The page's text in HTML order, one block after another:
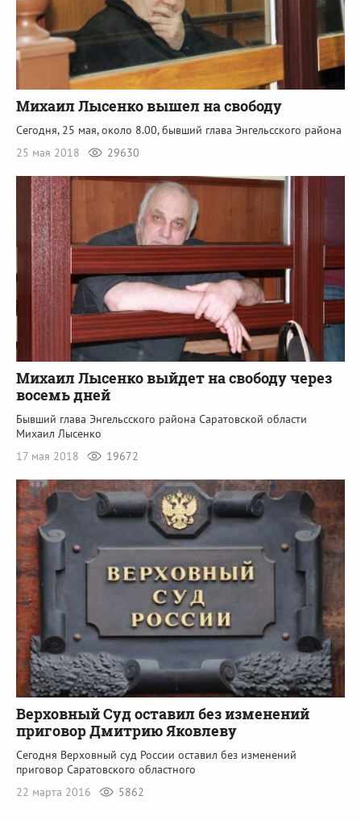
Михаил Лысенко вышел на свободу
Сегодня, 25 мая, около 8.00, бывший глава Энгельсского района
25 мая 2018
29630
Михаил Лысенко выйдет на свободу через
восемь дней
Бывший глава Энгельсского района Саратовской области
Михаил Лысенко
17 мая 2018
19672
Верховный Суд оставил без изменений
приговор Дмитрию Яковлеву
Сегодня Верховный суд России оставил без изменений
приговор Саратовского областного
22 марта 2016
5862